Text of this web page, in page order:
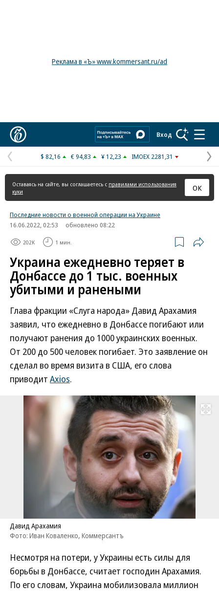
Реклама в «Ъ» www.kommersant.ru/ad
Вход
Предыдущая
страница
$ 82,16 € 94,83 ¥ 12,23 IMOEX 2281,31
Оставаясь на сайте, вы соглашаетесь с правилами использования
куки
ОК
Последние новости о военной операции на Украине
16.06.2022, 02:53
обновлено 08:22
202K 1 мин.
Украина ежедневно теряет в
Донбассе до 1 тыс. военных
убитыми и ранеными
Глава фракции «Слуга народа» Давид Арахамия
заявил, что ежедневно в Донбассе погибают или
получают ранения до 1000 украинских военных.
От 200 до 500 человек погибает. Это заявление он
сделал во время визита в США, его слова
приводит Axios.
Развернуть
Давид Арахамия
Фото: Иван Коваленко, Коммерсантъ
Несмотря на потери, у Украины есть силы для
борьбы в Донбассе, считает господин Арахамия.
По его словам, Украина мобилизовала миллион